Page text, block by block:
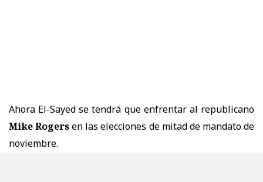
Ahora El-Sayed se tendrá que enfrentar al republicano
Mike Rogersen las elecciones de mitad de mandato de
noviembre.